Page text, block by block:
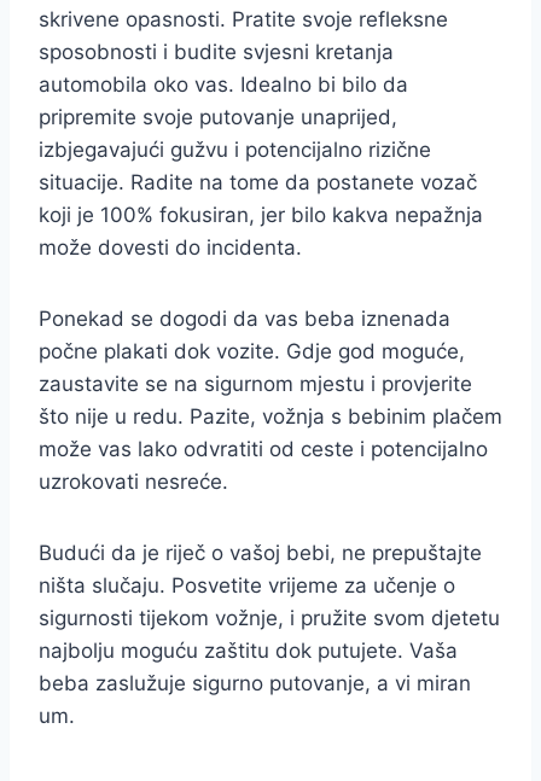
skrivene opasnosti. Pratite svoje refleksne
sposobnosti i budite svjesni kretanja
automobila oko vas. Idealno bi bilo da
pripremite svoje putovanje unaprijed,
izbjegavajući gužvu i potencijalno rizične
situacije. Radite na tome da postanete vozač
koji je 100% fokusiran, jer bilo kakva nepažnja
može dovesti do incidenta.
Ponekad se dogodi da vas beba iznenada
počne plakati dok vozite. Gdje god moguće,
zaustavite se na sigurnom mjestu i provjerite
što nije u redu. Pazite, vožnja s bebinim plačem
može vas lako odvratiti od ceste i potencijalno
uzrokovati nesreće.
Budući da je riječ o vašoj bebi, ne prepuštajte
ništa slučaju. Posvetite vrijeme za učenje o
sigurnosti tijekom vožnje, i pružite svom djetetu
najbolju moguću zaštitu dok putujete. Vaša
beba zaslužuje sigurno putovanje, a vi miran
um.